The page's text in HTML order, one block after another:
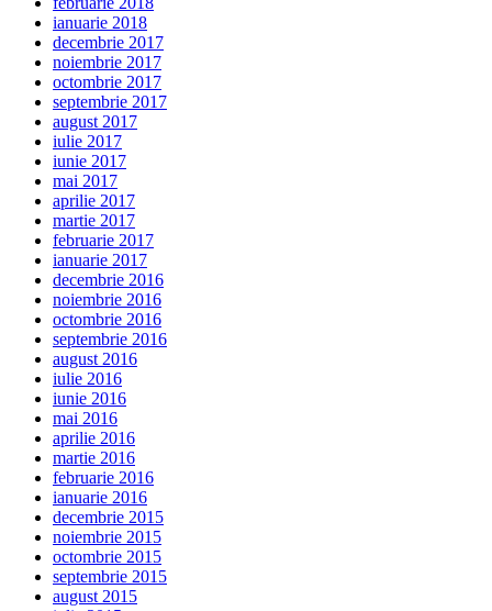
ianuarie 2018
decembrie 2017
noiembrie 2017
octombrie 2017
septembrie 2017
august 2017
iulie 2017
iunie 2017
mai 2017
aprilie 2017
martie 2017
februarie 2017
ianuarie 2017
decembrie 2016
noiembrie 2016
octombrie 2016
septembrie 2016
august 2016
iulie 2016
iunie 2016
mai 2016
aprilie 2016
martie 2016
februarie 2016
ianuarie 2016
decembrie 2015
noiembrie 2015
octombrie 2015
septembrie 2015
august 2015